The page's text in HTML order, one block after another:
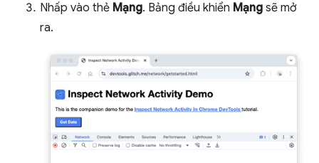
Nhấp vào thẻ Mạng. Bảng điều khiển Mạng sẽ mở
ra.